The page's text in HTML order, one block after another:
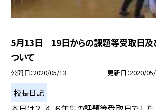
5月13日 19日からの課題等受取日及
ついて
公開日 2020/05/13 更新日 2020/
校長日記